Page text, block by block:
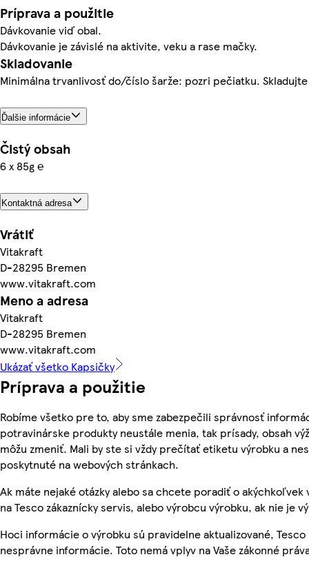
Príprava a použitie
Dávkovanie viď obal.
Dávkovanie je závislé na aktivite, veku a rase mačky.
Skladovanie
Minimálna trvanlivosť do/číslo šarže: pozri pečiatku.
Ďalšie informácie
Čistý obsah
6 x 85g ℮
Kontaktná adresa
Vrátiť
Vitakraft
D-28295 Bremen
www.vitakraft.com
Meno a adresa
Vitakraft
D-28295 Bremen
www.vitakraft.com
Ukázať všetko Kapsičky
Príprava a použitie
Robíme všetko pre to, aby sme zabezpečili správnosť
potravinárske produkty neustále menia, tak prísady, obsah
môžu zmeniť. Mali by ste si vždy prečítať etiketu výrobku a
poskytnuté na webových stránkach.
Ak máte nejaké otázky alebo sa chcete poradiť o
na Tesco zákaznícky servis, alebo výrobcu výrobku, ak nie je
Hoci informácie o výrobku sú pravidelne aktualizované,
nesprávne informácie. Toto nemá vplyv na Vaše zákonné